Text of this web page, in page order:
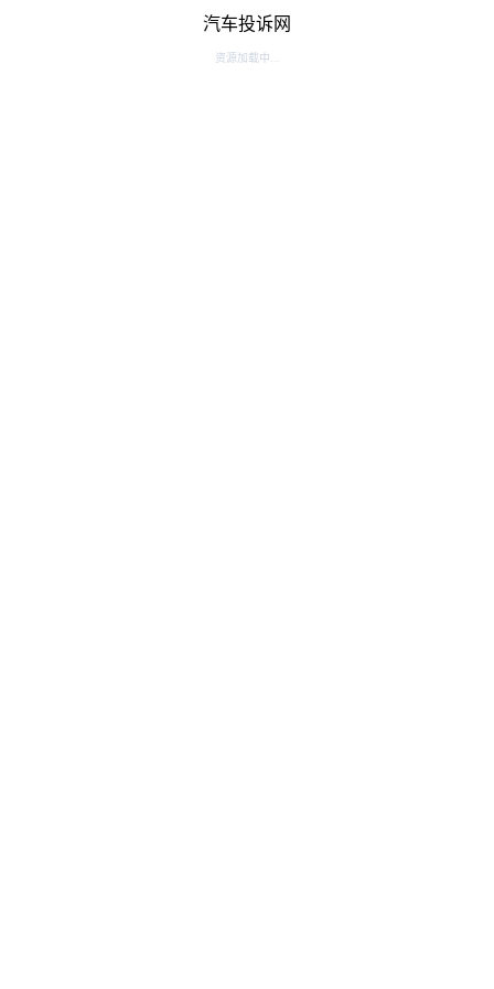
汽车投诉网
资源加载中...